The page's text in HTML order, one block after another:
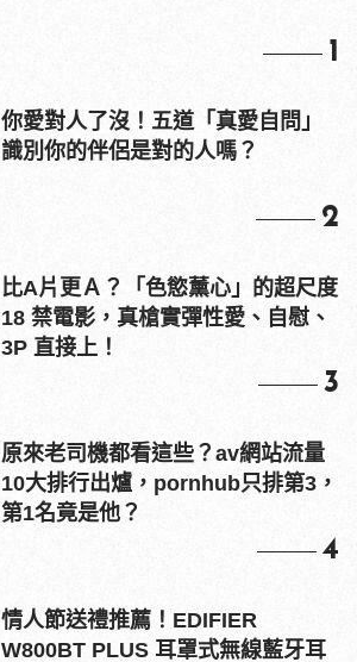
1
你愛對人了沒！五道「真愛自問」
識別你的伴侶是對的人嗎？
2
比A片更Ａ？「色慾薰心」的超尺度
18 禁電影，真槍實彈性愛、自慰、
3P 直接上！
3
原來老司機都看這些？av網站流量
10大排行出爐，pornhub只排第3，
第1名竟是他？
4
情人節送禮推薦！EDIFIER
W800BT PLUS 耳罩式無線藍牙耳